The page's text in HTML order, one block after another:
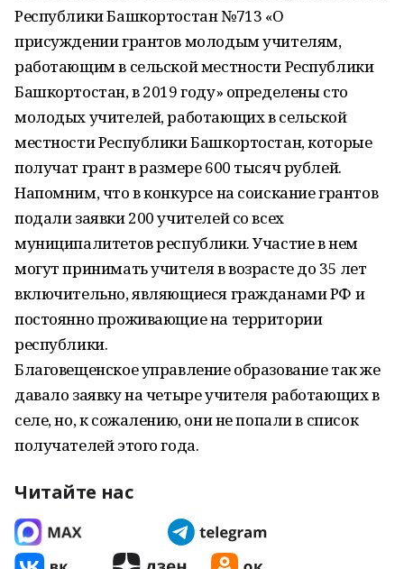
Республики Башкортостан №713 «О
присуждении грантов молодым учителям,
работающим в сельской местности Республики
Башкортостан, в 2019 году» определены сто
молодых учителей, работающих в сельской
местности Республики Башкортостан, которые
получат грант в размере 600 тысяч рублей.
Напомним, что в конкурсе на соискание грантов
подали заявки 200 учителей со всех
муниципалитетов республики. Участие в нем
могут принимать учителя в возрасте до 35 лет
включительно, являющиеся гражданами РФ и
постоянно проживающие на территории
республики.
Благовещенское управление образование так же
давало заявку на четыре учителя работающих в
селе, но, к сожалению, они не попали в список
получателей этого года.
Читайте нас